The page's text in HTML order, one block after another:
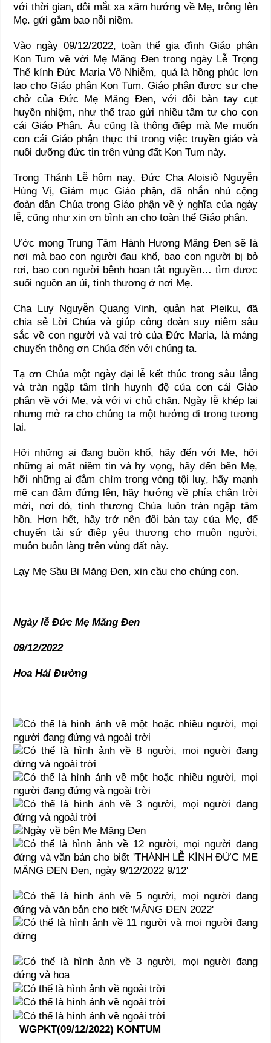
với thời gian, đôi mắt xa xăm hướng về Mẹ, trông lên
Mẹ. gửi gắm bao nỗi niềm.
Vào ngày 09/12/2022, toàn thể gia đình Giáo phận
Kon Tum về với Mẹ Măng Đen trong ngày Lễ Trọng
Thể kính Đức Maria Vô Nhiễm, quả là hồng phúc lơn
lao cho Giáo phận Kon Tum. Giáo phận được sự che
chở của Đức Mẹ Măng Đen, với đôi bàn tay cụt
huyền nhiệm, như thể trao gửi nhiều tâm tư cho con
cái Giáo Phận. Âu cũng là thông điệp mà Mẹ muốn
con cái Giáo phận thực thi trong việc truyền giáo và
nuôi dưỡng đức tin trên vùng đất Kon Tum này.
Trong Thánh Lễ hôm nay, Đức Cha Aloisiô Nguyễn
Hùng Vị, Giám mục Giáo phận, đã nhắn nhủ cộng
đoàn dân Chúa trong Giáo phận về ý nghĩa của ngày
lễ, cũng như xin ơn bình an cho toàn thể Giáo phận.
Ước mong Trung Tâm Hành Hương Măng Đen sẽ là
nơi mà bao con người đau khổ, bao con người bị bỏ
rơi, bao con người bệnh hoạn tật nguyền… tìm được
suối nguồn an ủi, tình thương ở nơi Mẹ.
Cha Luy Nguyễn Quang Vinh, quản hạt Pleiku, đã
chia sẻ Lời Chúa và giúp cộng đoàn suy niệm sâu
sắc về con người và vai trò của Đức Maria, là máng
chuyển thông ơn Chúa đến với chúng ta.
Tạ ơn Chúa một ngày đại lễ kết thúc trong sâu lắng
và tràn ngập tâm tình huynh đệ của con cái Giáo
phận về với Mẹ, và với vị chủ chăn. Ngày lễ khép lại
nhưng mở ra cho chúng ta một hướng đi trong tương
lai.
Hỡi những ai đang buồn khổ, hãy đến với Mẹ, hỡi
những ai mất niềm tin và hy vọng, hãy đến bên Mẹ,
hỡi những ai đắm chìm trong vòng tội luỵ, hãy mạnh
mẽ can đảm đứng lên, hãy hướng về phía chân trời
mới, nơi đó, tình thương Chúa luôn tràn ngập tâm
hồn. Hơn hết, hãy trở nên đôi bàn tay của Mẹ, để
chuyển tải sứ điệp yêu thương cho muôn người,
muôn buôn làng trên vùng đất này.
Lạy Mẹ Sầu Bi Măng Đen, xin cầu cho chúng con.
Ngày lễ Đức Mẹ Măng Đen
09/12/2022
Hoa Hải Đường
WGPKT(09/12/2022) KONTUM